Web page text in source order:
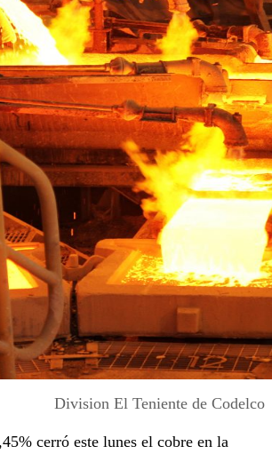
Division El Teniente de Codelco
cerró este lunes el cobre en la